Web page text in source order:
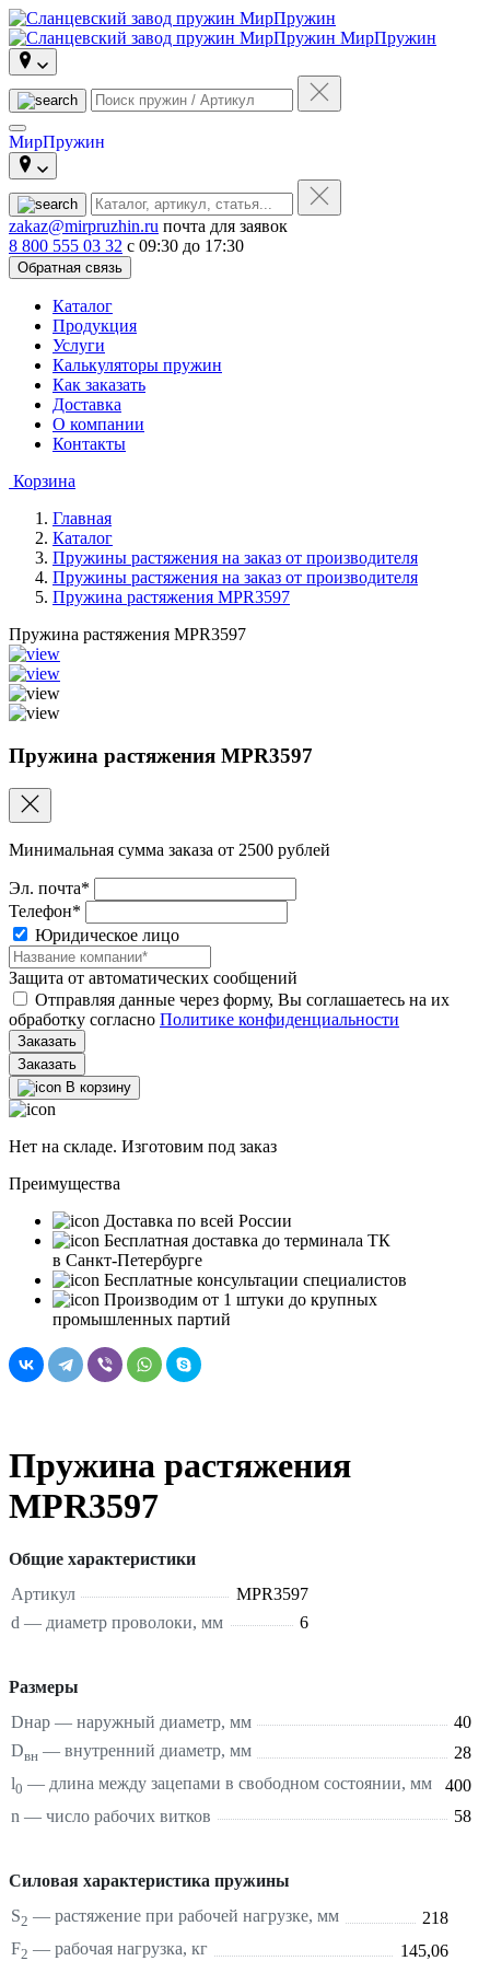
МирПружин
МирПружин
zakaz@mirpruzhin.ru почта для заявок
8 800 555 03 32 с 09:30 до 17:30
Обратная связь
Каталог
Продукция
Услуги
Калькуляторы пружин
Как заказать
Доставка
О компании
Контакты
Корзина
Главная
Каталог
Пружины растяжения на заказ от производителя
Пружины растяжения на заказ от производителя
Пружина растяжения MPR3597
Пружина растяжения MPR3597
Пружина растяжения MPR3597
Минимальная сумма заказа от 2500 рублей
Эл. почта*
Телефон*
Юридическое лицо
Защита от автоматических сообщений
Отправляя данные через форму, Вы соглашаетесь на их
обработку согласно Политике конфиденциальности
Заказать
В корзину
Нет на складе. Изготовим под заказ
Преимущества
Доставка по всей России
Бесплатная доставка до терминала ТК
в Санкт‑Петербурге
Бесплатные консультации специалистов
Производим от 1 штуки до крупных
промышленных партий
Пружина растяжения
MPR3597
Общие характеристики
Артикул
MPR3597
d — диаметр проволоки, мм
6
Размеры
Dнар — наружный диаметр, мм
40
Dвн — внутренний диаметр, мм
28
l0 — длина между зацепами в свободном состоянии, мм
400
n — число рабочих витков
58
Силовая характеристика пружины
S2 — растяжение при рабочей нагрузке, мм
218
F2 — рабочая нагрузка, кг 145,06